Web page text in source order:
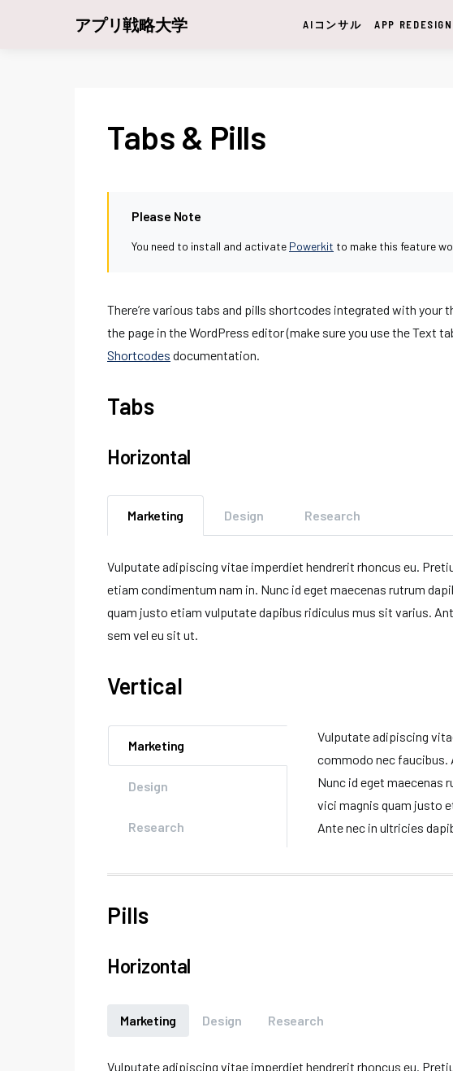
アプリ戦略大学 AIコンサル APP REDESIGN
Tabs & Pills
Please Note
You need to install and activate Powerkit to make this feature
There’re various tabs and pills shortcodes integrated with your
the page in the WordPress editor (make sure you use the Text
Shortcodes documentation.
Tabs
Horizontal
Marketing Design Research
Vulputate adipiscing vitae imperdiet hendrerit rhoncus eu.
etiam condimentum nam in. Nunc id eget maecenas rutrum
quam justo etiam vulputate dapibus ridiculus mus sit varius.
sem vel eu sit ut.
Vertical
Marketing
Design
Research
Vulputate adipiscing
commodo nec faucibus.
Nunc id eget maecenas
vici magnis quam justo
Ante nec in ultricies
Pills
Horizontal
Marketing Design Research
Vulputate adipiscing vitae imperdiet hendrerit rhoncus eu.